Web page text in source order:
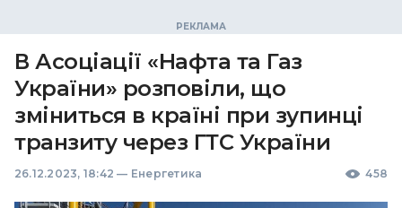
В Асоціації «Нафта та Газ
України» розповіли, що
зміниться в країні при зупинці
транзиту через ГТС України
26.12.2023, 18:42 — Енергетика 458